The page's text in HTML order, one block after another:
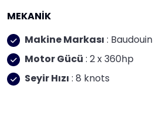
MEKANİK
Makine Markası : Baudouin
Motor Gücü : 2 x 360hp
Seyir Hızı : 8 knots